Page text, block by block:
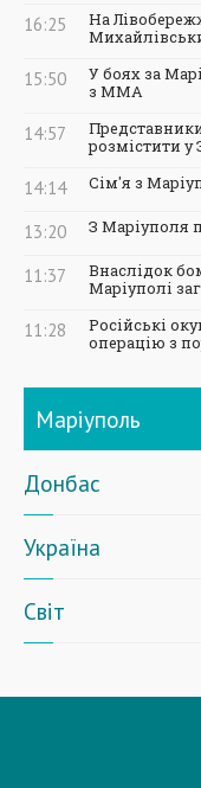
16:25
На
15:50
У боях за
з ММА
14:57
розмістити у
14:14 Сім'я з
13:20 З Маріуполя
11:37
Внаслідок
Маріуполі
11:28
Російські
операцію з
Маріуполь
Донбас
Україна
Світ